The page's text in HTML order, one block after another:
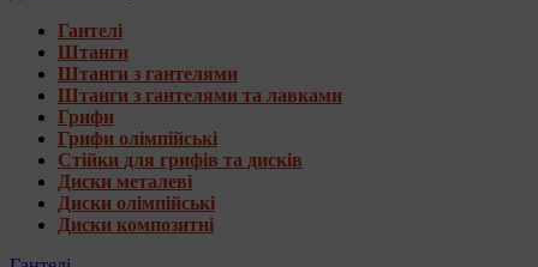
Гантелі
Штанги
Штанги з гантелями
Штанги з гантелями та лавками
Грифи
Грифи олімпійські
Стійки для грифів та дисків
Диски металеві
Диски олімпійські
Диски композитні